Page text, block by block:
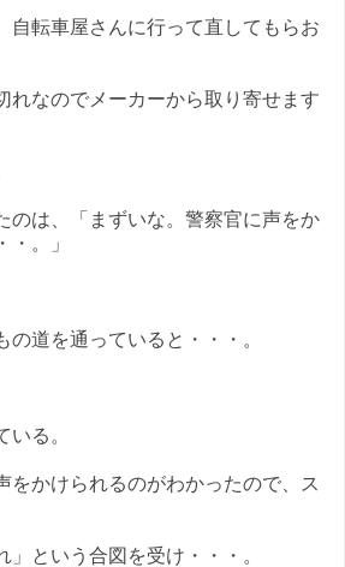
自転車屋さんに行って直してもらお
れなのでメーカーから取り寄せます
のは、「まずいな。警察官に声をか
・。」
の道を通っていると・・・。
いる。
をかけられるのがわかったので、ス
」という合図を受け・・・。